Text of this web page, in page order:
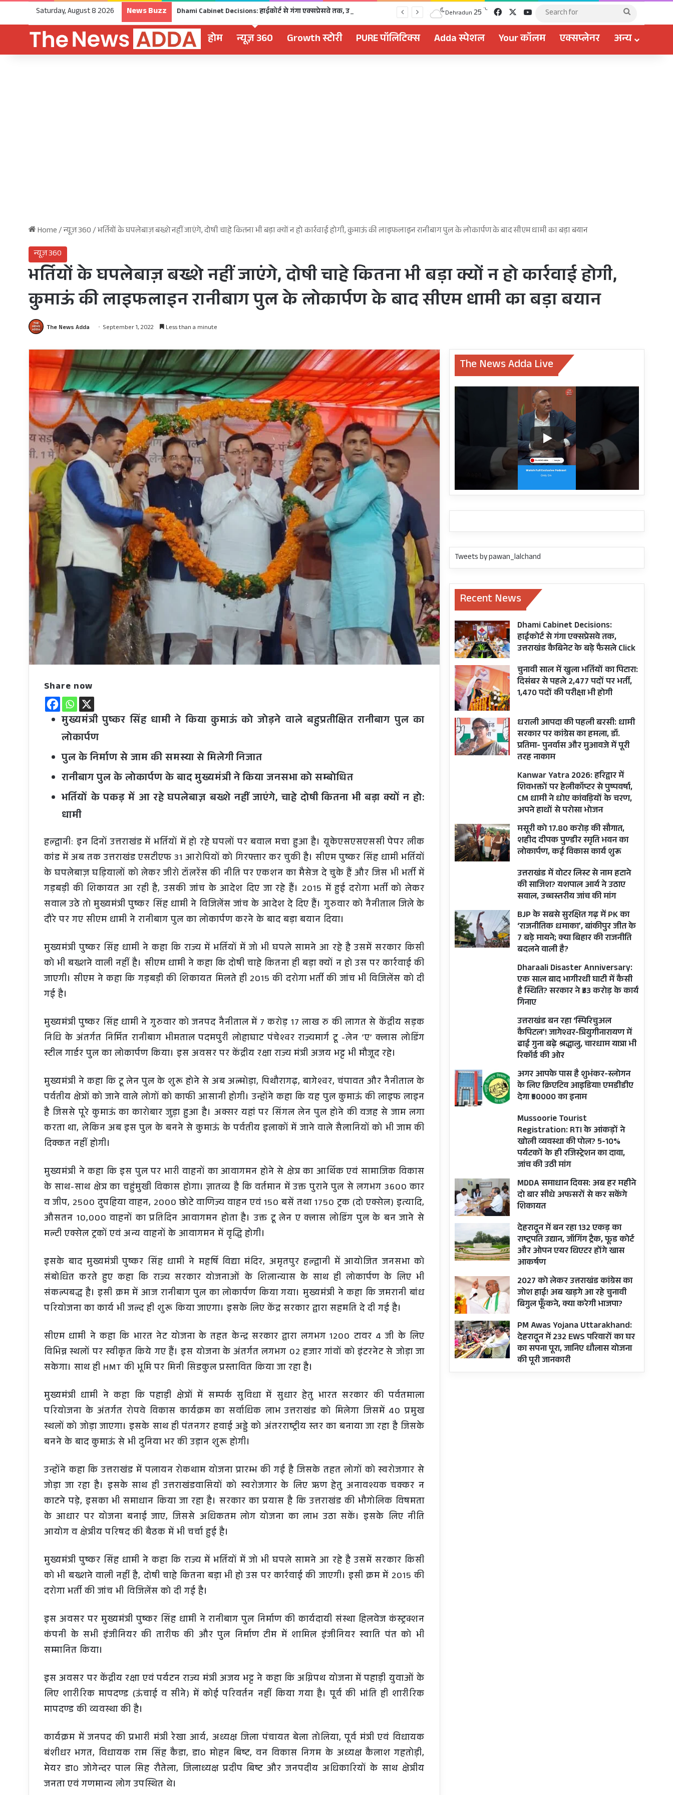
Saturday, August 8 2026 News Buzz Dehradun 25 ℃ FacebookYouTube
Search
होम न्यूज़ 360 Growth स्टोरी PURE पॉलिटिक्स Adda स्पेशल Your कॉलम एक्सप्लेनर अन्य
Home/न्यूज़ 360/भर्तियों के घपलेबाज़ बख्शे नहीं जाएंगे, दोषी चाहे कितना भी बड़ा क्यों न हो कार्रवाई होगी, कुमाऊं की लाइफलाइन रानीबाग पुल के लोकार्पण के बाद सीएम धामी का बड़ा बयान
न्यूज़ 360
भर्तियों के घपलेबाज़ बख्शे नहीं जाएंगे, दोषी चाहे कितना भी बड़ा क्यों न हो कार्रवाई होगी,
कुमाऊं की लाइफलाइन रानीबाग पुल के लोकार्पण के बाद सीएम धामी का बड़ा बयान
The News Adda September 1, 2022 Less than a minute
Share now
मुख्यमंत्री पुष्कर सिंह धामी ने किया कुमाऊं को जोड़ने वाले बहुप्रतीक्षित रानीबाग पुल का
लोकार्पण
पुल के निर्माण से जाम की समस्या से मिलेगी निजात
रानीबाग पुल के लोकार्पण के बाद मुख्यमंत्री ने किया जनसभा को सम्बोधित
भर्तियों के पकड़ में आ रहे घपलेबाज़ बख्शे नहीं जाएंगे, चाहे दोषी कितना भी बड़ा क्यों न हो:
धामी
हल्द्वानी: इन दिनों उत्तराखंड में भर्तियों में हो रहे घपलों पर बवाल मचा हुआ है। यूकेएसएसएससी पेपर लीक
कांड में अब तक उत्तराखंड एसटीएफ 31 आरोपियों को गिरफ्तार कर चुकी है। सीएम पुष्कर सिंह धामी भर्तियों
के घपलेबाज़ घड़ियालों को लेकर जीरो टॉलरेंस की नीति पर एकशन का मैसेज दे चुके हैं और जिस भी भर्ती में
गड़बड़ी की शिकायत आ रही है, उसकी जांच के आदेश दिए जा रहे हैं। 2015 में हुई दरोगा भर्ती को लेकर
सवाल उठे तो मुख्यमंत्री पुष्कर सिंह धामी ने विजिलेंस जांच के आदेश दे दिए हैं। गुरुवार को नैनीताल जिले के
दौरे पर गए सीएम धामी ने रानीबाग पुल का लोकार्पण करने के बाद बड़ा बयान दिया।
मुख्यमंत्री पुष्कर सिंह धामी ने कहा कि राज्य में भर्तियों में जो भी घपले सामने आ रहे है उसमें सरकार किसी
को भी बख्शने वाली नहीं है। सीएम धामी ने कहा कि दोषी चाहे कितना ही बड़ा क्यों न हो उस पर कार्रवाई की
जाएगी। सीएम ने कहा कि गड़बड़ी की शिकायत मिलते ही 2015 की दरोगा भर्ती की जांच भी विजिलेंस को दी
गई है।
मुख्यमंत्री पुष्कर सिंह धामी ने गुरुवार को जनपद नैनीताल में 7 करोड़ 17 लाख रु की लागत से केंद्रीय सड़क
निधि के अंतर्गत निर्मित रानीबाग भीमताल पदमपुरी लोहाघाट पंचेश्वर राज्यमार्ग टू -लेन ’ए’ क्लास लोडिंग
स्टील गार्डर पुल का लोकार्पण किया। इस अवसर पर केंद्रीय रक्षा राज्य मंत्री अजय भट्ट भी मौजूद रहे।
मुख्यमंत्री ने कहा कि टू लेन पुल के शुरू होने से अब अल्मोड़ा, पिथौरागढ़, बागेश्वर, चंपावत और नैनीताल के
पर्वतीय क्षेत्रों को जाने वाले लोगों को काफी आसानी होगी। उन्होंने कहा कि यह पुल कुमाऊं की लाइफ लाइन
है जिससे पूरे कुमाऊं का कारोबार जुड़ा हुआ है। अक्सर यहां पर सिंगल लेन पुल होने की वजह से जाम लगा
करता था, लेकिन अब इस पुल के बनने से कुमाऊं के पर्वतीय इलाकों में जाने वाले सैलानियों को भी जाम की
दिक्कत नहीं होगी।
मुख्यमंत्री ने कहा कि इस पुल पर भारी वाहनों का आवागमन होने से क्षेत्र का आर्थिक एवं सामाजिक विकास
के साथ-साथ क्षेत्र का चहुंमुखी विकास होगा। ज्ञातव्य है कि वर्तमान में उक्त पुराने पुल से लगभग 3600 कार
व जीप, 2500 दुपहिया वाहन, 2000 छोटे वाणिज्य वाहन एवं 150 बसें तथा 1750 ट्रक (दो एक्सेल) इत्यादि,
औसतन 10,000 वाहनों का प्रतिदिन आवागमन होता है। उक्त टू लेन ए क्लास लोडिंग पुल के बन जाने से
मल्टी एक्सेल ट्रकों एवं अन्य वाहनों के आवागमन में वृद्धि होगी।
इसके बाद मुख्यमंत्री पुष्कर सिंह धामी ने महर्षि विद्या मंदिर, अमृतपुर हल्द्वानी में आयोजित जनसभा को
संबोधित करते हुए कहा कि राज्य सरकार योजनाओं के शिलान्यास के साथ ही लोकार्पण के लिए भी
संकल्पबद्ध है। इसी क्रम में आज रानीबाग पुल का लोकार्पण किया गया। मुख्यमंत्री ने कहा कि जमरानी बांध
परियोजना का कार्य भी जल्द ही शुरू किया जाएगा। इसके लिए केंद्र सरकार द्वारा सहमति दे दी गई है।
सीएम धामी ने कहा कि भारत नेट योजना के तहत केन्द्र सरकार द्वारा लगभग 1200 टावर 4 जी के लिए
विभिन्न स्थलों पर स्वीकृत किये गए हैं। इस योजना के अंतर्गत लगभग 02 हजार गांवों को इंटरनेट से जोड़ा जा
सकेगा। साथ ही HMT की भूमि पर मिनी सिडकुल प्रस्तावित किया जा रहा है।
मुख्यमंत्री धामी ने कहा कि पहाड़ी क्षेत्रों में सम्पर्क सुविधा में सुधार हेतु भारत सरकार की पर्वतमाला
परियोजना के अंतर्गत रोपवे विकास कार्यक्रम का सर्वाधिक लाभ उत्तराखंड को मिलेगा जिसमें 40 प्रमुख
स्थलों को जोड़ा जाएगा। इसके साथ ही पंतनगर हवाई अड्डे को अंतरराष्ट्रीय स्तर का बनाया जा रहा है जिसके
बनने के बाद कुमाऊं से भी दुनिया भर की उड़ान शुरू होगी।
उन्होंने कहा कि उत्तराखंड में पलायन रोकथाम योजना प्रारम्भ की गई है जिसके तहत लोगों को स्वरोजगार से
जोड़ा जा रहा है। इसके साथ ही उत्तराखंडवासियों को स्वरोजगार के लिए ऋण हेतु अनावश्यक चक्कर न
काटने पड़े, इसका भी समाधान किया जा रहा है। सरकार का प्रयास है कि उत्तराखंड की भौगोलिक विषमता
के आधार पर योजना बनाई जाए, जिससे अधिकतम लोग योजना का लाभ उठा सकें। इसके लिए नीति
आयोग व क्षेत्रीय परिषद की बैठक में भी चर्चा हुई है।
मुख्यमंत्री पुष्कर सिंह धामी ने कहा कि राज्य में भर्तियों में जो भी घपले सामने आ रहे है उसमें सरकार किसी
को भी बख्शने वाली नहीं है, दोषी चाहे कितना बड़ा भी हो उस पर कार्रवाई की जाएगी। इसी क्रम में 2015 की
दरोगा भर्ती की जांच भी विजिलेंस को दी गई है।
इस अवसर पर मुख्यमंत्री पुष्कर सिंह धामी ने रानीबाग पुल निर्माण की कार्यदायी संस्था हिलवेज कंस्ट्रक्शन
कंपनी के सभी इंजीनियर की तारीफ की और पुल निर्माण टीम में शामिल इंजीनियर स्वाति पंत को भी
सम्मानित किया।
इस अवसर पर केंद्रीय रक्षा एवं पर्यटन राज्य मंत्री अजय भट्ट ने कहा कि अग्निपथ योजना में पहाड़ी युवाओं के
लिए शारीरिक मापदण्ड (ऊंचाई व सीने) में कोई परिवर्तन नहीं किया गया है। पूर्व की भांति ही शारीरिक
मापदण्ड की व्यवस्था की है।
कार्यक्रम में जनपद की प्रभारी मंत्री रेखा आर्य, अध्यक्ष जिला पंचायत बेला तोलिया, पूर्व मंत्री एवं विधायक
बंशीधर भगत, विधायक राम सिंह कैडा, डा0 मोहन बिष्ट, वन विकास निगम के अध्यक्ष कैलाश गहतोड़ी,
मेयर डा0 जोगेन्दर पाल सिह रौतेला, जिलाध्यक्ष प्रदीप बिष्ट और जनपदीय अधिकारियों के साथ क्षेत्रीय
जनता एवं गणमान्य लोग उपस्थित थे।
The News Adda Live
Tweets by pawan_lalchand
Recent News
Dhami Cabinet Decisions:
हाईकोर्ट से गंगा एक्सप्रेसवे तक,
उत्तराखंड कैबिनेट के बड़े फैसले Click
चुनावी साल में खुला भर्तियों का पिटारा:
दिसंबर से पहले 2,477 पदों पर भर्ती,
1,470 पदों की परीक्षा भी होगी
धराली आपदा की पहली बरसी: धामी
सरकार पर कांग्रेस का हमला, डॉ.
प्रतिमा- पुनर्वास और मुआवजे में पूरी
तरह नाकाम
Kanwar Yatra 2026: हरिद्वार में
शिवभक्तों पर हेलीकॉप्टर से पुष्पवर्षा,
CM धामी ने धोए कांवड़ियों के चरण,
अपने हाथों से परोसा भोजन
मसूरी को 17.80 करोड़ की सौगात,
शहीद दीपक पुण्डीर स्मृति भवन का
लोकार्पण, कई विकास कार्य शुरू
उत्तराखंड में वोटर लिस्ट से नाम हटाने
की साजिश? यशपाल आर्य ने उठाए
सवाल, उच्चस्तरीय जांच की मांग
BJP के सबसे सुरक्षित गढ़ में PK का
‘राजनीतिक धमाका’, बांकीपुर जीत के
7 बड़े मायने; क्या बिहार की राजनीति
बदलने वाली है?
Dharaali Disaster Anniversary:
एक साल बाद भागीरथी घाटी में कैसी
है स्थिति? सरकार ने ₹33 करोड़ के कार्य
गिनाए
उत्तराखंड बन रहा ‘स्पिरिचुअल
कैपिटल’! जागेश्वर-त्रियुगीनारायण में
ढाई गुना बढ़े श्रद्धालु, चारधाम यात्रा भी
रिकॉर्ड की ओर
अगर आपके पास है शुभंकर-स्लोगन
के लिए क्रिएटिव आइडिया! एमडीडीए
देगा ₹50000 का इनाम
Mussoorie Tourist
Registration: RTI के आंकड़ों ने
खोली व्यवस्था की पोल? 5-10%
पर्यटकों के ही रजिस्ट्रेशन का दावा,
जांच की उठी मांग
MDDA समाधान दिवस: अब हर महीने
दो बार सीधे अफसरों से कर सकेंगे
शिकायत
देहरादून में बन रहा 132 एकड़ का
राष्ट्रपति उद्यान, जॉगिंग ट्रैक, फूड कोर्ट
और ओपन एयर थिएटर होंगे खास
आकर्षण
2027 को लेकर उत्तराखंड कांग्रेस का
जोश हाई! अब खड़गे आ रहे चुनावी
बिगुल फूँकने, क्या करेगी भाजपा?
PM Awas Yojana Uttarakhand:
देहरादून में 232 EWS परिवारों का घर
का सपना पूरा, जानिए धौलास योजना
की पूरी जानकारी